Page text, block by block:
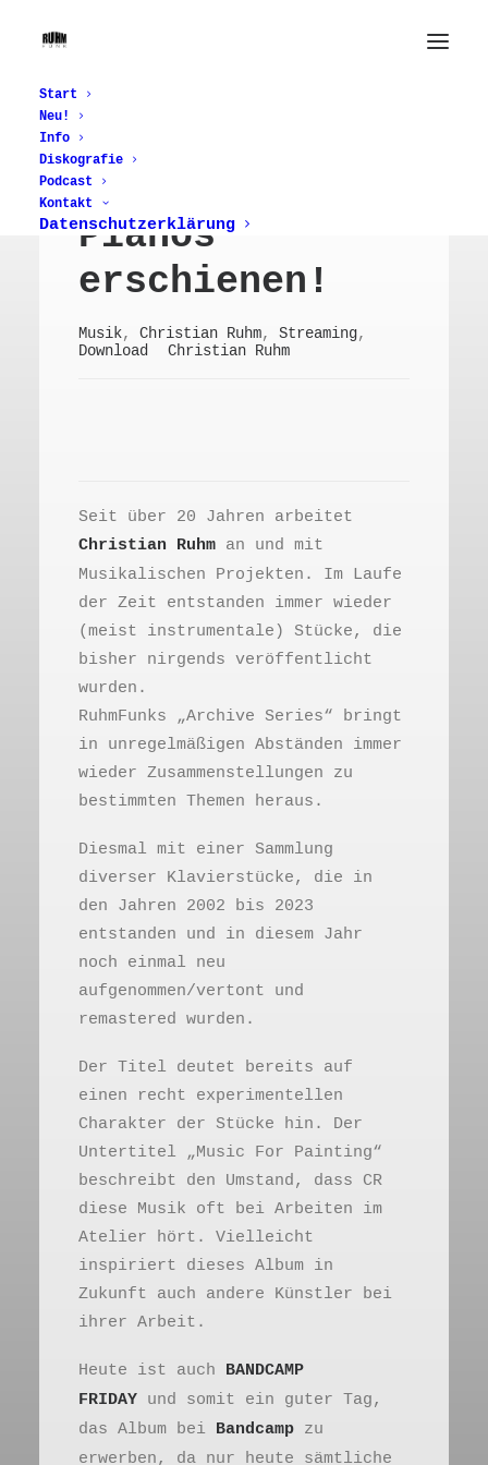
Start
Neu!
Info
Diskografie
Podcast
Kontakt
Datenschutzerklärung
3. März 2023
„Works For
Prepared
Pianos“
erschienen!
Musik, Christian Ruhm, Streaming,
Download
Christian Ruhm
Seit über 20 Jahren arbeitet
Christian Ruhm an und mit
Musikalischen Projekten. Im Laufe
der Zeit entstanden immer wieder
(meist instrumentale) Stücke, die
bisher nirgends veröffentlicht
wurden.
RuhmFunks „Archive Series“ bringt
in unregelmäßigen Abständen immer
wieder Zusammenstellungen zu
bestimmten Themen heraus.
Diesmal mit einer Sammlung
diverser Klavierstücke, die in
den Jahren 2002 bis 2023
entstanden und in diesem Jahr
noch einmal neu
aufgenommen/vertont und
remastered wurden.
Der Titel deutet bereits auf
einen recht experimentellen
Charakter der Stücke hin. Der
Untertitel „Music For Painting“
beschreibt den Umstand, dass CR
diese Musik oft bei Arbeiten im
Atelier hört. Vielleicht
inspiriert dieses Album in
Zukunft auch andere Künstler bei
ihrer Arbeit.
Heute ist auch BANDCAMP
FRIDAY und somit ein guter Tag,
das Album bei Bandcamp zu
erwerben, da nur heute sämtliche